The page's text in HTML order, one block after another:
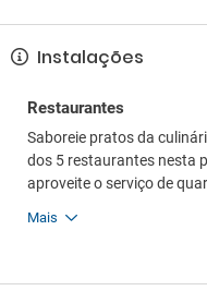
Instalações
Restaurantes
Saboreie pratos da
dos 5 restaurantes nesta
aproveite o serviço de
Mais